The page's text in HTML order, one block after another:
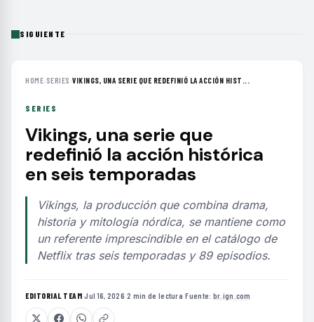
SIGUIENTE
HOME› SERIES ›VIKINGS, UNA SERIE QUE REDEFINIÓ LA ACCIÓN HIST...
SERIES
Vikings, una serie que
redefinió la acción histórica
en seis temporadas
Vikings, la producción que combina drama,
historia y mitología nórdica, se mantiene como
un referente imprescindible en el catálogo de
Netflix tras seis temporadas y 89 episodios.
EDITORIAL TEAM·Jul 16, 2026·2 min de lectura·Fuente: br.ign.com